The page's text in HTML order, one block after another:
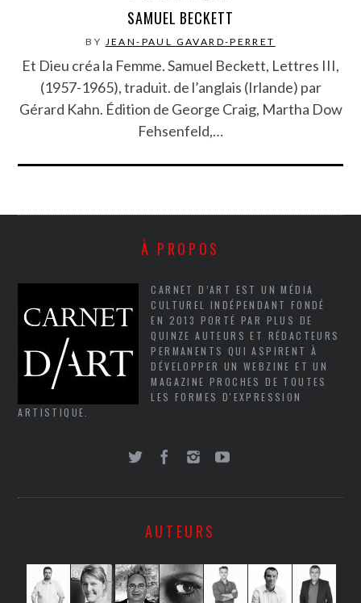
SAMUEL BECKETT
BY JEAN-PAUL GAVARD-PERRET
Et Dieu créa la Femme. Samuel Beckett, Lettres III,
(1957-1965), traduit. de l’anglais (Irlande) par
Gérard Kahn. Édition de George Craig, Martha Dow
Fehsenfeld,…
À PROPOS
CARNET D’ART EST UN MÉDIA
CULTUREL INDÉPENDANT FONDÉ
EN 2013 PORTÉ PAR PLUS DE
QUINZE AUTEURS ET RÉDACTEURS
PERMANENTS QUI ASPIRENT À
DÉVELOPPER UN WEBZINE ET UN
MAGAZINE PROCHES DE TOUTES
LES FORMES D'EXPRESSION
ARTISTIQUE.
AUTEURS